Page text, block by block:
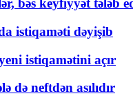
bəs keyfiyyət tələb
istiqaməti dəyişib
istiqamətini açır
də neftdən asılıdır